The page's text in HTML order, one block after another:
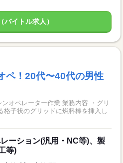
バイトル求人）
ペ！20代〜40代の男性
オペレーター作業 業務内容 ・グリ
格子状のグリッドに燃料棒を挿入し
ーション(汎用・NC等)、製
等)